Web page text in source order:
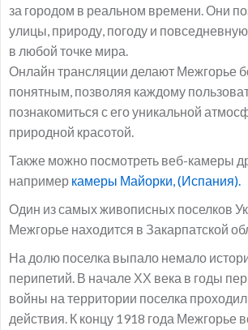
за городом в реальном времени. Они
улицы, природу, погоду и
в любой точке мира.
Онлайн трансляции делают Межгорье
понятным, позволяя каждому
познакомиться с его уникальной
природной красотой.
Также можно посмотреть веб-камеры
например камеры Майорки, (Испания).
Один из самых живописных поселков
Межгорье находится в Закарпатской
На долю поселка выпало немало
перипетий. В начале ХХ века в годы
войны на территории поселка
действия. К концу 1918 года Межгорье